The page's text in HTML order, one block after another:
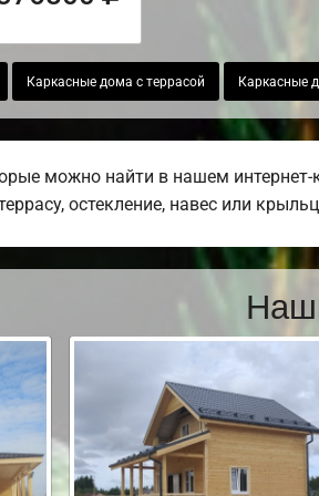
Каркасные дома с террасой Каркасные
можно найти в нашем
остекление, навес или